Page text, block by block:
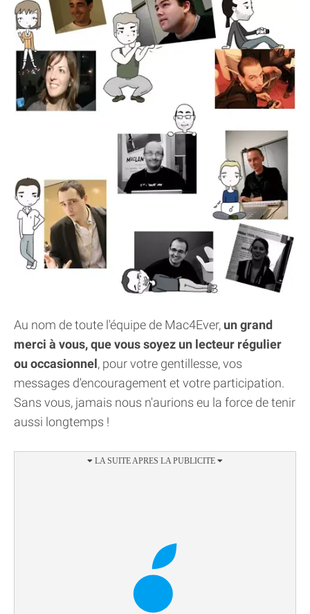
Au nom de toute l'équipe de Mac4Ever, un grand
merci à vous, que vous soyez un lecteur régulier
ou occasionnel, pour votre gentillesse, vos
messages d'encouragement et votre participation.
Sans vous, jamais nous n'aurions eu la force de tenir
aussi longtemps !